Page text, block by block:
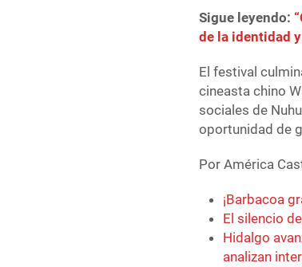
Sigue leyendo:
de la identidad
El festival
cineasta chino
sociales de
oportunidad de
Por América
¡Barbacoa
El silencio
Hidalgo
analizan